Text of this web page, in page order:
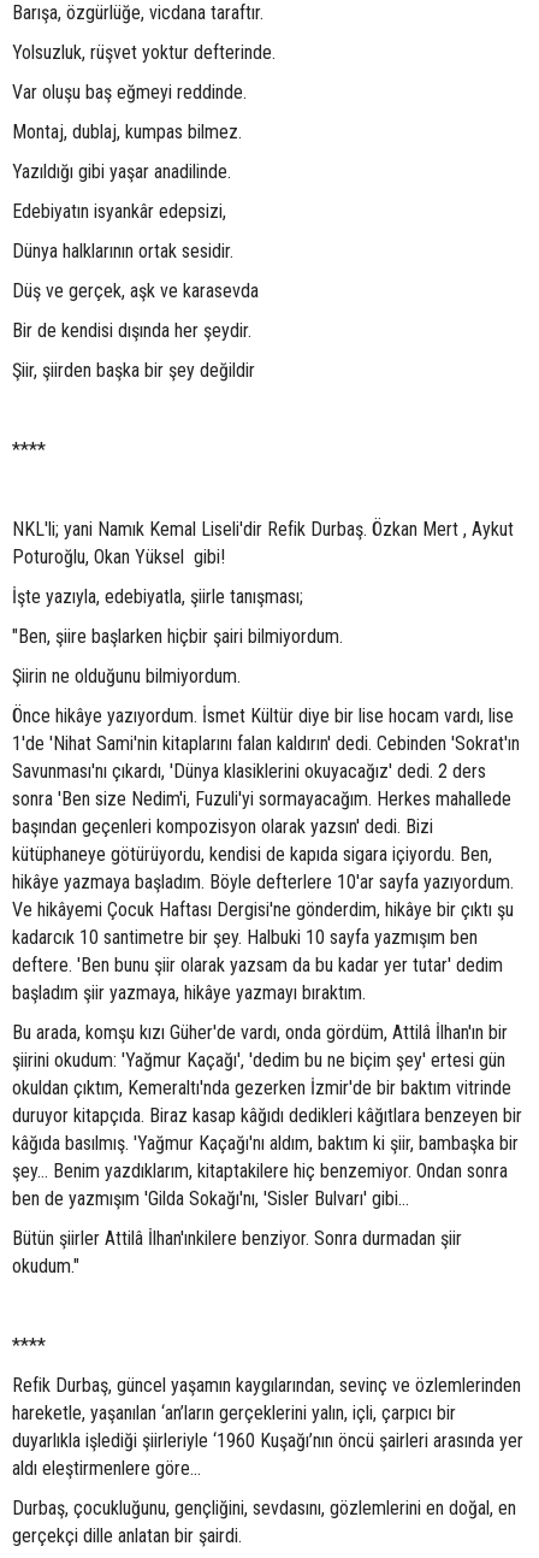
Barışa, özgürlüğe, vicdana taraftır.
Yolsuzluk, rüşvet yoktur defterinde.
Var oluşu baş eğmeyi reddinde.
Montaj, dublaj, kumpas bilmez.
Yazıldığı gibi yaşar anadilinde.
Edebiyatın isyankâr edepsizi,
Dünya halklarının ortak sesidir.
Düş ve gerçek, aşk ve karasevda
Bir de kendisi dışında her şeydir.
Şiir, şiirden başka bir şey değildir
****
NKL'li; yani Namık Kemal Liseli'dir Refik Durbaş. Özkan Mert , Aykut
Poturoğlu, Okan Yüksel gibi!
İşte yazıyla, edebiyatla, şiirle tanışması;
"Ben, şiire başlarken hiçbir şairi bilmiyordum.
Şiirin ne olduğunu bilmiyordum.
Önce hikâye yazıyordum. İsmet Kültür diye bir lise hocam vardı, lise
1'de 'Nihat Sami'nin kitaplarını falan kaldırın' dedi. Cebinden 'Sokrat'ın
Savunması'nı çıkardı, 'Dünya klasiklerini okuyacağız' dedi. 2 ders
sonra 'Ben size Nedim'i, Fuzuli'yi sormayacağım. Herkes mahallede
başından geçenleri kompozisyon olarak yazsın' dedi. Bizi
kütüphaneye götürüyordu, kendisi de kapıda sigara içiyordu. Ben,
hikâye yazmaya başladım. Böyle defterlere 10'ar sayfa yazıyordum.
Ve hikâyemi Çocuk Haftası Dergisi'ne gönderdim, hikâye bir çıktı şu
kadarcık 10 santimetre bir şey. Halbuki 10 sayfa yazmışım ben
deftere. 'Ben bunu şiir olarak yazsam da bu kadar yer tutar' dedim
başladım şiir yazmaya, hikâye yazmayı bıraktım.
Bu arada, komşu kızı Güher'de vardı, onda gördüm, Attilâ İlhan'ın bir
şiirini okudum: 'Yağmur Kaçağı', 'dedim bu ne biçim şey' ertesi gün
okuldan çıktım, Kemeraltı'nda gezerken İzmir'de bir baktım vitrinde
duruyor kitapçıda. Biraz kasap kâğıdı dedikleri kâğıtlara benzeyen bir
kâğıda basılmış. 'Yağmur Kaçağı'nı aldım, baktım ki şiir, bambaşka bir
şey… Benim yazdıklarım, kitaptakilere hiç benzemiyor. Ondan sonra
ben de yazmışım 'Gilda Sokağı'nı, 'Sisler Bulvarı' gibi…
Bütün şiirler Attilâ İlhan'ınkilere benziyor. Sonra durmadan şiir
okudum."
****
Refik Durbaş, güncel yaşamın kaygılarından, sevinç ve özlemlerinden
hareketle, yaşanılan ‘an’ların gerçeklerini yalın, içli, çarpıcı bir
duyarlıkla işlediği şiirleriyle ‘1960 Kuşağı’nın öncü şairleri arasında yer
aldı eleştirmenlere göre...
Durbaş, çocukluğunu, gençliğini, sevdasını, gözlemlerini en doğal, en
gerçekçi dille anlatan bir şairdi.